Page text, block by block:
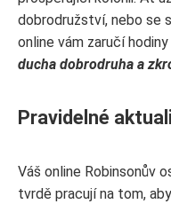
dobrodružství, nebo se
online vám zaručí
ducha dobrodruha a
Pravidelné
Váš online Robinsonův
tvrdě pracují na tom,